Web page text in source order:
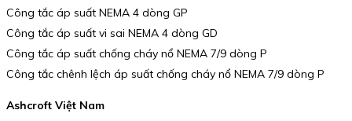
Công tắc áp suất NEMA 4 dòng GP
Công tắc áp suất vi sai NEMA 4 dòng GD
Công tắc áp suất chống cháy nổ NEMA 7/9 dòng P
Công tắc chênh lệch áp suất chống cháy nổ NEMA 7/9 dòng P
Ashcroft Việt Nam